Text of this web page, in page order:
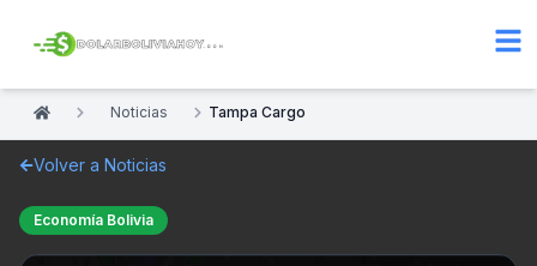
Noticias Tampa Cargo
Volver a Noticias
Economía Bolivia